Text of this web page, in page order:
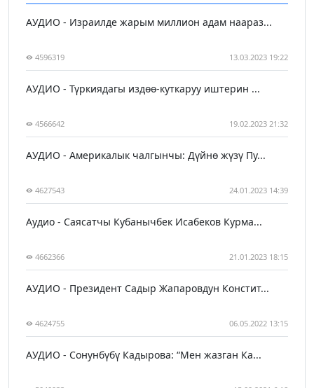
АУДИО - Израилде жарым миллион адам наараз...
4596319 13.03.2023 19:22
АУДИО - Түркиядагы издөө-куткаруу иштерин ...
4566642 19.02.2023 21:32
АУДИО - Америкалык чалгынчы: Дүйнө жүзү Пу...
4627543 24.01.2023 14:39
Аудио - Саясатчы Кубанычбек Исабеков Курма...
4662366 21.01.2023 18:15
АУДИО - Президент Садыр Жапаровдун Констит...
4624755 06.05.2022 13:15
АУДИО - Сонунбүбү Кадырова: “Мен жазган Ка...